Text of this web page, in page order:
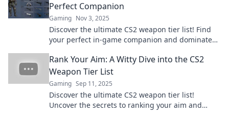
Perfect Companion
Gaming Nov 3, 2025
Discover the ultimate CS2 weapon tier list! Find
your perfect in-game companion and dominate
Rank Your Aim: A Witty Dive into the CS2
Weapon Tier List
Gaming Sep 11, 2025
Discover the ultimate CS2 weapon tier list!
Uncover the secrets to ranking your aim and